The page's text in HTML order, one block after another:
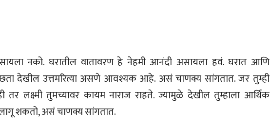
नको. घरातील वातावरण हे नेहमी आनंदी असायला हवं. घरात आणि
देखील उत्तमरित्या असणे आवश्यक आहे. असं चाणक्य सांगतात. जर तुम्ही
तर लक्ष्मी तुमच्यावर कायम नाराज राहते. ज्यामुळे देखील तुम्हाला आर्थिक
शकतो, असं चाणक्य सांगतात.